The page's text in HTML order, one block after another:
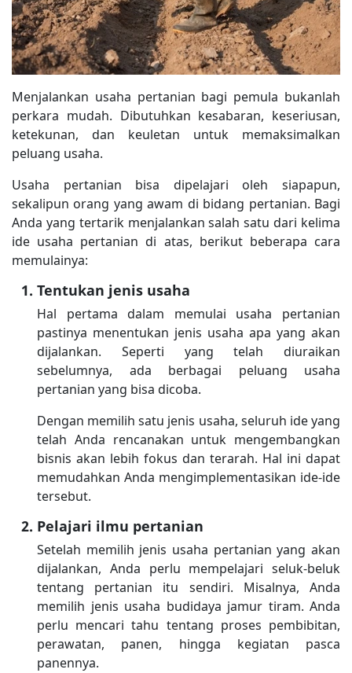
Menjalankan usaha pertanian bagi pemula bukanlah
perkara mudah. Dibutuhkan kesabaran, keseriusan,
ketekunan, dan keuletan untuk memaksimalkan
peluang usaha.
Usaha pertanian bisa dipelajari oleh siapapun,
sekalipun orang yang awam di bidang pertanian. Bagi
Anda yang tertarik menjalankan salah satu dari kelima
ide usaha pertanian di atas, berikut beberapa cara
memulainya:
Tentukan jenis usaha
Hal pertama dalam memulai usaha pertanian
pastinya menentukan jenis usaha apa yang akan
dijalankan. Seperti yang telah diuraikan
sebelumnya, ada berbagai peluang usaha
pertanian yang bisa dicoba.
Dengan memilih satu jenis usaha, seluruh ide yang
telah Anda rencanakan untuk mengembangkan
bisnis akan lebih fokus dan terarah. Hal ini dapat
memudahkan Anda mengimplementasikan ide-ide
tersebut.
Pelajari ilmu pertanian
Setelah memilih jenis usaha pertanian yang akan
dijalankan, Anda perlu mempelajari seluk-beluk
tentang pertanian itu sendiri. Misalnya, Anda
memilih jenis usaha budidaya jamur tiram. Anda
perlu mencari tahu tentang proses pembibitan,
perawatan, panen, hingga kegiatan pasca
panennya.